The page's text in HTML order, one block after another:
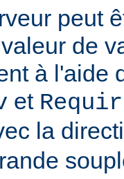
peut
de
à l'aide
et
la